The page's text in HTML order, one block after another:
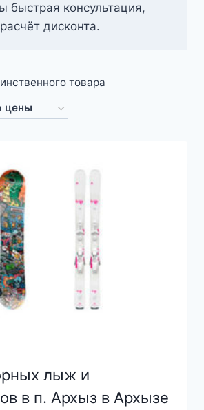
быстрая консультация,
дисконта.
товара
лыж и
в п. Архыз в Архызе